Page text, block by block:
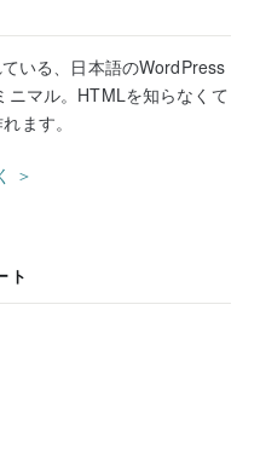
いる、日本語のWordPress
ニマル。HTMLを知らなくて
ます。
＞
ト